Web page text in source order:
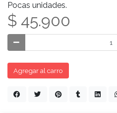
Pocas unidades.
$ 45.900
Agregar al carro